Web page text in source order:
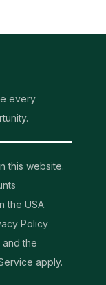
every
this website.
the USA.
Policy
the
apply.